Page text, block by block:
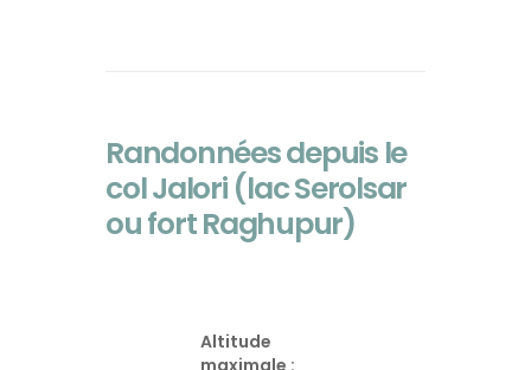
Randonnées depuis le
col Jalori (lac Serolsar
ou fort Raghupur)
Altitude
maximale :